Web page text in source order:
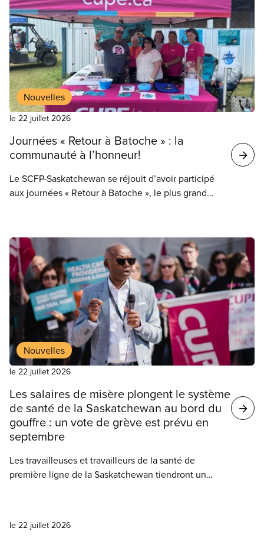
Nouvelles
le 22 juillet 2026
Journées « Retour à Batoche » : la
communauté à l’honneur!
Le SCFP-Saskatchewan se réjouit d’avoir participé
aux journées « Retour à Batoche », le plus grand
historique national de Batoche, rassemble des
milliers de personnes venues célébrer la culture,
l’histoire, la résilience et la communauté métisses.
Nouvelles
le 22 juillet 2026
Les salaires de misère plongent le système
de santé de la Saskatchewan au bord du
gouffre : un vote de grève est prévu en
septembre
Les travailleuses et travailleurs de la santé de
première ligne de la Saskatchewan tiendront un
durée, des centres de santé communautaires, des
le 22 juillet 2026